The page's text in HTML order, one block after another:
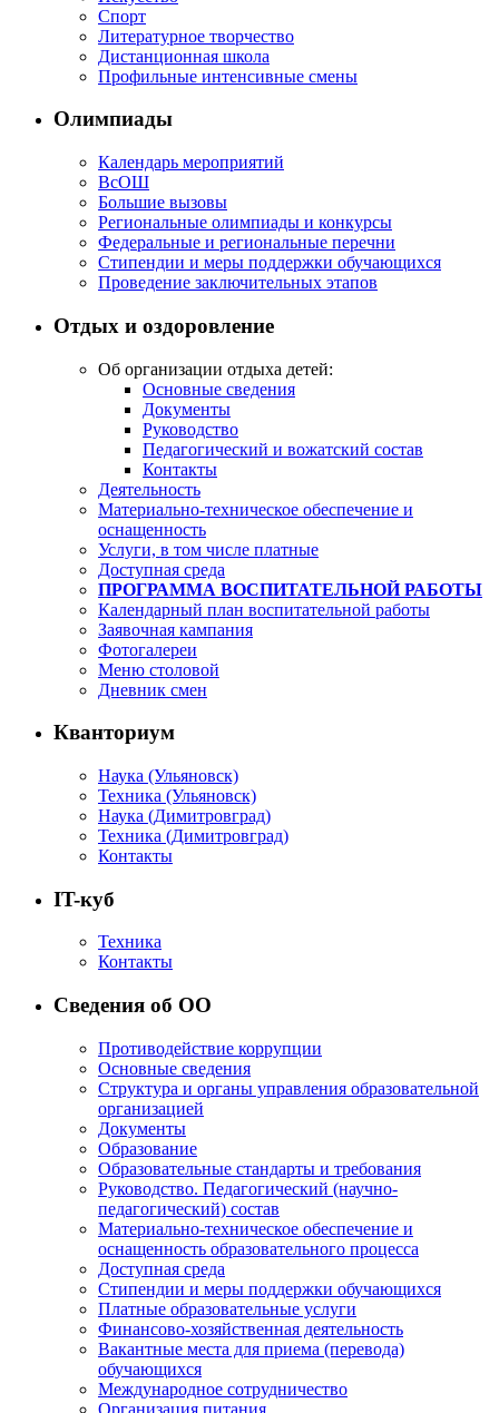
Спорт
Литературное творчество
Дистанционная школа
Профильные интенсивные смены
Олимпиады
Календарь мероприятий
ВсОШ
Большие вызовы
Региональные олимпиады и конкурсы
Федеральные и региональные перечни
Стипендии и меры поддержки обучающихся
Проведение заключительных этапов
Отдых и оздоровление
Об организации отдыха детей:
Основные сведения
Документы
Руководство
Педагогический и вожатский состав
Контакты
Деятельность
Материально-техническое обеспечение и
оснащенность
Услуги, в том числе платные
Доступная среда
ПРОГРАММА ВОСПИТАТЕЛЬНОЙ РАБОТЫ
Календарный план воспитательной работы
Заявочная кампания
Фотогалереи
Меню столовой
Дневник смен
Кванториум
Наука (Ульяновск)
Техника (Ульяновск)
Наука (Димитровград)
Техника (Димитровград)
Контакты
IT-куб
Техника
Контакты
Сведения об ОО
Противодействие коррупции
Основные сведения
Структура и органы управления образовательной
организацией
Документы
Образование
Образовательные стандарты и требования
Руководство. Педагогический (научно-
педагогический) состав
Материально-техническое обеспечение и
оснащенность образовательного процесса
Доступная среда
Стипендии и меры поддержки обучающихся
Платные образовательные услуги
Финансово-хозяйственная деятельность
Вакантные места для приема (перевода)
обучающихся
Международное сотрудничество
Организация питания